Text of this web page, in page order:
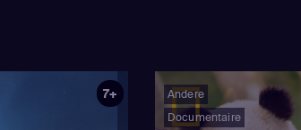
7+
Andere
Documentaire